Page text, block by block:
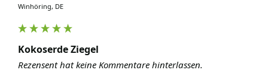
Winhöring, DE
Kokoserde Ziegel
Rezensent hat keine Kommentare hinterlassen.